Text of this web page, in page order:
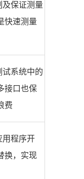
及保证测量
快速测量
试系统中的
接口也保
费
用程序开
换，实现